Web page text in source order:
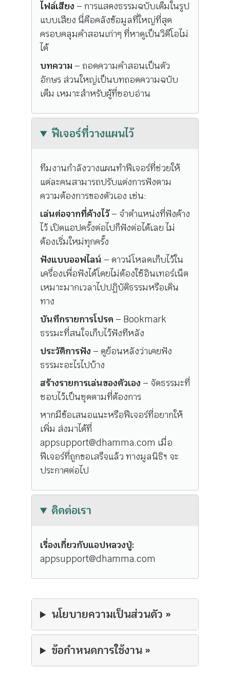
ไฟล์เสียง – การแสดงธรรมฉบับเต็มในรูป
แบบเสียง นี่คือคลังข้อมูลที่ใหญ่ที่สุด
ครอบคลุมคำสอนเก่าๆ ที่หาดูเป็นวิดีโอไม่
ได้
บทความ – ถอดความคำสอนเป็นตัว
อักษร ส่วนใหญ่เป็นบทถอดความฉบับ
เต็ม เหมาะสำหรับผู้ที่ชอบอ่าน
ฟีเจอร์ที่วางแผนไว้
ทีมงานกำลังวางแผนทำฟีเจอร์ที่ช่วยให้
แต่ละคนสามารถปรับแต่งการฟังตาม
ความต้องการของตัวเอง เช่น:
เล่นต่อจากที่ค้างไว้– จำตำแหน่งที่ฟังค้าง
ไว้ เปิดแอปครั้งต่อไปก็ฟังต่อได้เลย ไม่
ต้องเริ่มใหม่ทุกครั้ง
ฟังแบบออฟไลน์ – ดาวน์โหลดเก็บไว้ใน
เครื่องเพื่อฟังได้โดยไม่ต้องใช้อินเทอร์เน็ต
เหมาะมากเวลาไปปฏิบัติธรรมหรือเดิน
ทาง
บันทึกรายการโปรด – Bookmark
ธรรมะที่สนใจเก็บไว้ฟังทีหลัง
ประวัติการฟัง – ดูย้อนหลังว่าเคยฟัง
ธรรมะอะไรไปบ้าง
สร้างรายการเล่นของตัวเอง – จัดธรรมะที่
ชอบไว้เป็นชุดตามที่ต้องการ
หากมีข้อเสนอแนะหรือฟีเจอร์ที่อยากให้
เพิ่ม ส่งมาได้ที่
appsupport@dhamma.com เมื่อ
ฟีเจอร์ที่ถูกขอเสร็จแล้ว ทางมูลนิธิฯ จะ
ประกาศต่อไป
ติดต่อเรา
เรื่องเกี่ยวกับแอปหลวงปู่:
appsupport@dhamma.com
นโยบายความเป็นส่วนตัว »
ข้อกำหนดการใช้งาน »